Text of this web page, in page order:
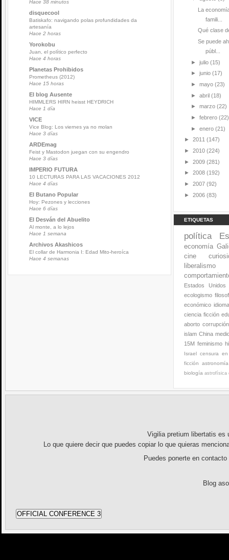
Hace 38 minutos
disquecool
Batiskafo: navigando polas profundidades da
artesanía
Hace 2 horas
Yorokobu
Juan, el político perfecto
Hace 4 horas
Planetas Prohibidos
Prometheus (2012)
Hace 15 horas
El blog Ausente
HIMMLERS HIRN heisst HEYDRICH
Hace 1 día
VICE
Vice Blog: Los viernes ya no molan
Hace 3 días
ARDEmag
Feist y Mastodon juegan con su engendro
Hace 3 días
IMPERIO FUTURA
10 LECTURAS PARA LAS VACACIONES 2012
Hace 4 días
El Butano Popular
Hoy: Pezones y lecciones
Hace 6 días
El Desván del Abuelito
Al monte, a lo lejos
Hace 1 semana
Archivos Akashicos
El collar de Harmonia I: Edad Mito-heroíca
Hace 4 semanas
La
famili...
Qué clase
Se puede
públ...
► julio (15)
► junio (17)
► mayo (23)
► abril (18)
► marzo (22)
► febrero (22)
► enero (21)
► 2011 (147)
► 2010 (224)
► 2009 (281)
► 2008 (192)
► 2007 (92)
► 2006 (83)
ETIQUETAS
política
economía
cine
liberalismo
Estados Unidos
ecologismo
económico idioma
ciencia ficción
aborto corrupción
islam China
15M feminismo
Israel
censura
ficción
astronomía
biología astrofísica
Vigilia pretium libertatis es
Lo que quiere decir que puedes copiar lo que quieras
Puedes ponerte en
Blog
OFFICIAL CONFERENCE 3